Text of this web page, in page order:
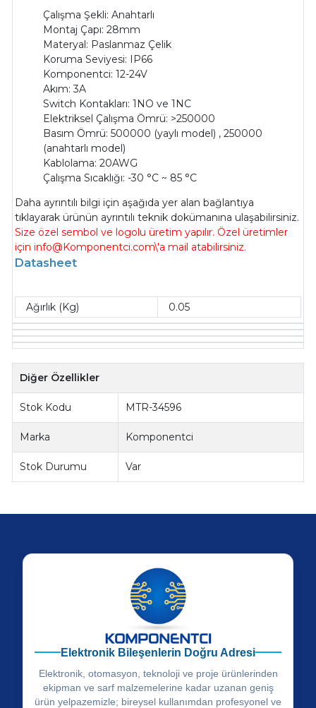
Çalışma Şekli: Anahtarlı
Montaj Çapı: 28mm
Materyal: Paslanmaz Çelik
Koruma Seviyesi: IP66
Komponentci: 12-24V
Akım: 3A
Switch Kontakları: 1NO ve 1NC
Elektriksel Çalışma Ömrü: >250000
Basım Ömrü: 500000 (yaylı model) , 250000
(anahtarlı model)
Kablolama: 20AWG
Çalışma Sıcaklığı: -30 °C ~ 85 °C
Daha ayrıntılı bilgi için aşağıda yer alan bağlantıya
tıklayarak ürünün ayrıntılı teknik dokümanına ulaşabilirsiniz.
Size özel sembol ve logolu üretim yapılır. Özel üretimler
için info@Komponentci.com\'a mail atabilirsiniz.
Datasheet
Ağırlık (Kg) 0.05
Diğer Özellikler
Stok Kodu MTR-34596
Marka Komponentci
Stok Durumu Var
Elektronik Bileşenlerin Doğru Adresi
Elektronik, otomasyon, teknoloji ve proje ürünlerinden
ekipman ve sarf malzemelerine kadar uzanan geniş
ürün yelpazemizle; bireysel kullanımdan profesyonel ve